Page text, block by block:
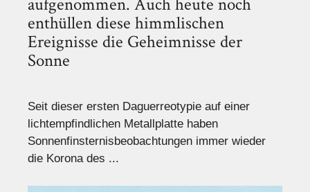
aufgenommen. Auch heute noch
enthüllen diese himmlischen
Ereignisse die Geheimnisse der
Sonne
Seit dieser ersten Daguerreotypie auf einer
lichtempfindlichen Metallplatte haben
Sonnenfinsternisbeobachtungen immer wieder
die Korona des ...